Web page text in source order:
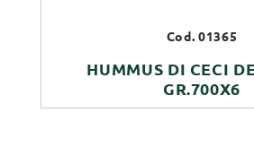
Cod. 01365
HUMMUS DI CECI
GR.700X6